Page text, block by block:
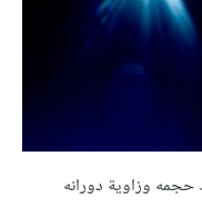
وزاوية دورانه